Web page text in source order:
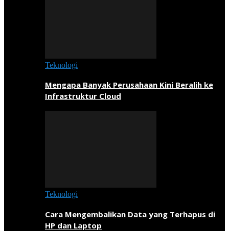
Teknologi
Mengapa Banyak Perusahaan Kini Beralih ke
Infrastruktur Cloud
Teknologi
Cara Mengembalikan Data yang Terhapus di
HP dan Laptop